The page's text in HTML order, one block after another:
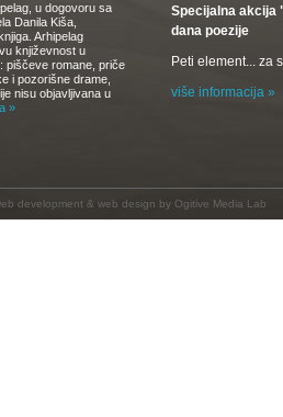
u dogovoru sa
Danila Kiša,
Arhipelag
književnost u
piščeve romane, priče
i pozorišne drame,
nisu objavljivana u
»
Specijalna akcija
dana poezije
Peti element... za
više informacija »
development & web design by Ogitive Media Lab